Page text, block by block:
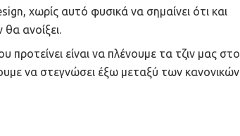
χωρίς αυτό φυσικά να σημαίνει ότι και
ανοίξει.
προτείνει είναι να πλένουμε τα τζιν μας στο
να στεγνώσει έξω μεταξύ των κανονικών